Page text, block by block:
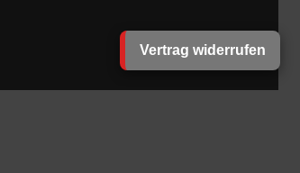
Vertrag widerrufen